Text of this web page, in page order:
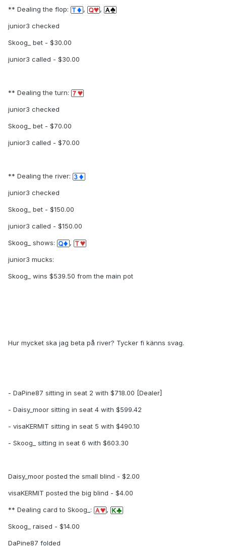
** Dealing the flop: , ,
junior3 checked
Skoog_ bet - $30.00
junior3 called - $30.00
** Dealing the turn:
junior3 checked
Skoog_ bet - $70.00
junior3 called - $70.00
** Dealing the river:
junior3 checked
Skoog_ bet - $150.00
junior3 called - $150.00
Skoog_ shows: ,
junior3 mucks:
Skoog_ wins $539.50 from the main pot
Hur mycket ska jag beta på river? Tycker fi känns svag.
- DaPine87 sitting in seat 2 with $718.00 [Dealer]
- Daisy_moor sitting in seat 4 with $599.42
- visaKERMIT sitting in seat 5 with $490.10
- Skoog_ sitting in seat 6 with $603.30
Daisy_moor posted the small blind - $2.00
visaKERMIT posted the big blind - $4.00
** Dealing card to Skoog_: ,
Skoog_ raised - $14.00
DaPine87 folded